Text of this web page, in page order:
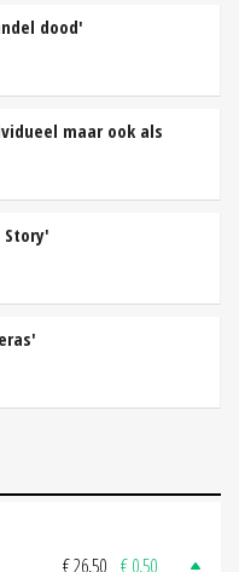
dood'
maar ook als
Story'
€ 26,50 € 0,50